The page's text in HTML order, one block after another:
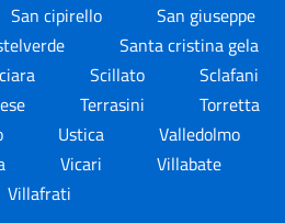
San cipirello
San giuseppe
Santa cristina gela
Scillato
Sclafani
Terrasini
Torretta
Ustica
Valledolmo
Vicari
Villabate
Villafrati